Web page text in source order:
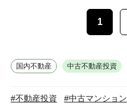
1
国内不動産 中古不動産投資
#不動産投資 #中古マンション